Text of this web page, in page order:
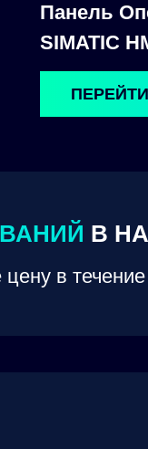
В
в
Панель
SIMATIC